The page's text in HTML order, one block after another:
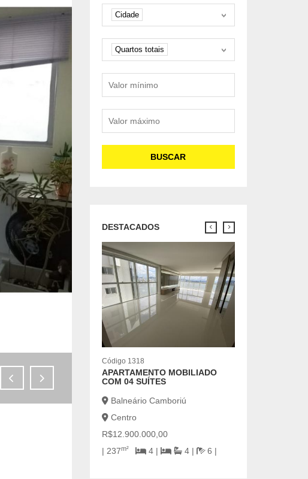
Venda - R$750.000,00
Cidade
Cidade
Quartos
Quartos totais
BUSCAR
DESTACADOS
Código 1318
APARTAMENTO MOBILIADO
COM 04 SUÍTES
Balneário Camboriú
Centro
R$12.900.000,00
| 237m² 4 | 4 | 6 |